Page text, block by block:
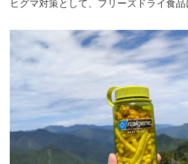
ヒグマ対策として、フリーズドライ食品